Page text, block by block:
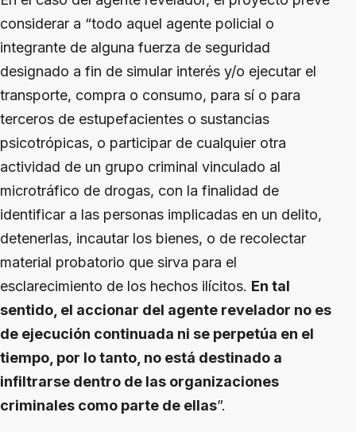
considerar a “todo aquel agente policial o
integrante de alguna fuerza de seguridad
designado a fin de simular interés y/o ejecutar el
transporte, compra o consumo, para sí o para
terceros de estupefacientes o sustancias
psicotrópicas, o participar de cualquier otra
actividad de un grupo criminal vinculado al
microtráfico de drogas, con la finalidad de
identificar a las personas implicadas en un delito,
detenerlas, incautar los bienes, o de recolectar
material probatorio que sirva para el
esclarecimiento de los hechos ilícitos. En tal
sentido, el accionar del agente revelador no es
de ejecución continuada ni se perpetúa en el
tiempo, por lo tanto, no está destinado a
infiltrarse dentro de las organizaciones
criminales como parte de ellas”.